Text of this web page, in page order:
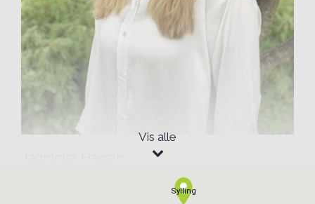
Vis alle
Sylling